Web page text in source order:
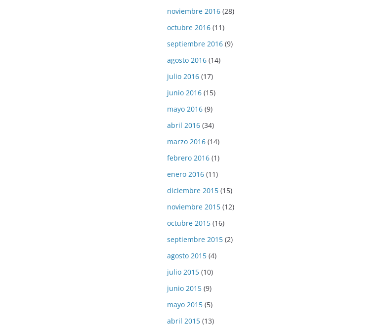
noviembre 2016 (28)
octubre 2016 (11)
septiembre 2016 (9)
agosto 2016 (14)
julio 2016 (17)
junio 2016 (15)
mayo 2016 (9)
abril 2016 (34)
marzo 2016 (14)
febrero 2016 (1)
enero 2016 (11)
diciembre 2015 (15)
noviembre 2015 (12)
octubre 2015 (16)
septiembre 2015 (2)
agosto 2015 (4)
julio 2015 (10)
junio 2015 (9)
mayo 2015 (5)
abril 2015 (13)